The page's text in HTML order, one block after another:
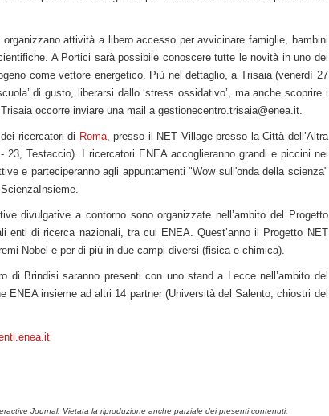
attività a libero accesso per avvicinare famiglie, bambini
A Portici sarà possibile conoscere tutte le novità in uno dei
come vettore energetico. Più nel dettaglio, a Trisaia (venerdì 27
di gusto, liberarsi dallo ‘stress ossidativo’, ma anche scoprire i
occorre inviare una mail a gestionecentro.trisaia@enea.it.
ricercatori di Roma, presso il NET Village presso la Città dell’Altra
Testaccio). I ricercatori ENEA accoglieranno grandi e piccini nei
e parteciperanno agli appuntamenti "Wow sull'onda della scienza"
divulgative a contorno sono organizzate nell’ambito del Progetto
enti di ricerca nazionali, tra cui ENEA. Quest’anno il Progetto NET
Nobel e per di più in due campi diversi (fisica e chimica).
di Brindisi saranno presenti con uno stand a Lecce nell’ambito del
ENEA insieme ad altri 14 partner (Università del Salento, chiostri del
Journal. Vietata la riproduzione anche parziale dei presenti contenuti.